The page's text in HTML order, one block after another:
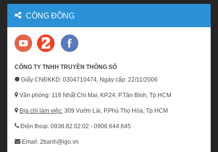
CỘNG ĐỒNG
CÔNG TY TNHH TRUYỀN THÔNG SỐ
Giấy CNĐKKD: 0304710474, Ngày cấp: 22/11/2006
Văn phòng: 118 Nhất Chi Mai, KP.24, P.Tân Bình, Tp.HCM
Địa chỉ làm việc: 309 Vườn Lài, P.Phú Thọ Hòa, Tp.HCM
Điện thoại: 0938.82.02.02 - 0906.644.645
Email: 2banh@igo.vn